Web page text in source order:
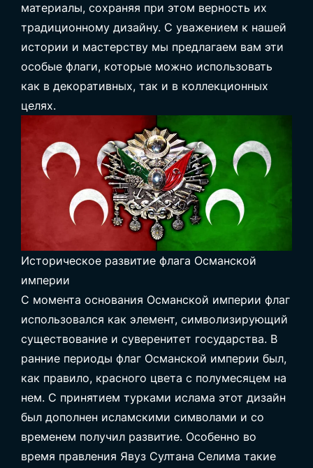
материалы, сохраняя при этом верность их
традиционному дизайну. С уважением к нашей
истории и мастерству мы предлагаем вам эти
особые флаги, которые можно использовать
как в декоративных, так и в коллекционных
целях.
Историческое развитие флага Османской
империи
С момента основания Османской империи флаг
использовался как элемент, символизирующий
существование и суверенитет государства. В
ранние периоды флаг Османской империи был,
как правило, красного цвета с полумесяцем на
нем. С принятием турками ислама этот дизайн
был дополнен исламскими символами и со
временем получил развитие. Особенно во
время правления Явуз Султана Селима такие